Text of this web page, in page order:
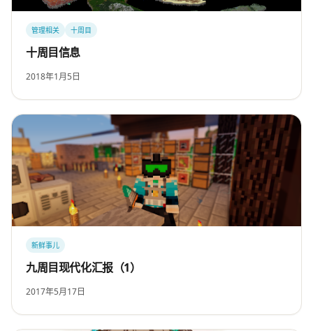
管理相关 十周目
十周目信息
2018年1月5日
新鲜事儿
九周目现代化汇报（1）
2017年5月17日